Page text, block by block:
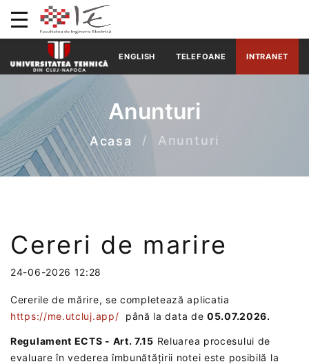
ENGLISH TELEFOANE INTRANET
Anunturi
Acasa Anunturi
Cereri de marire
24-06-2026 12:28
Cererile de mărire, se completează aplicatia
https://me.utcluj.app/ până la data de05.07.2026.
Regulament ECTS - Art. 7.15 Reluarea procesului de
evaluare în vederea îmbunătățirii notei este posibilă la